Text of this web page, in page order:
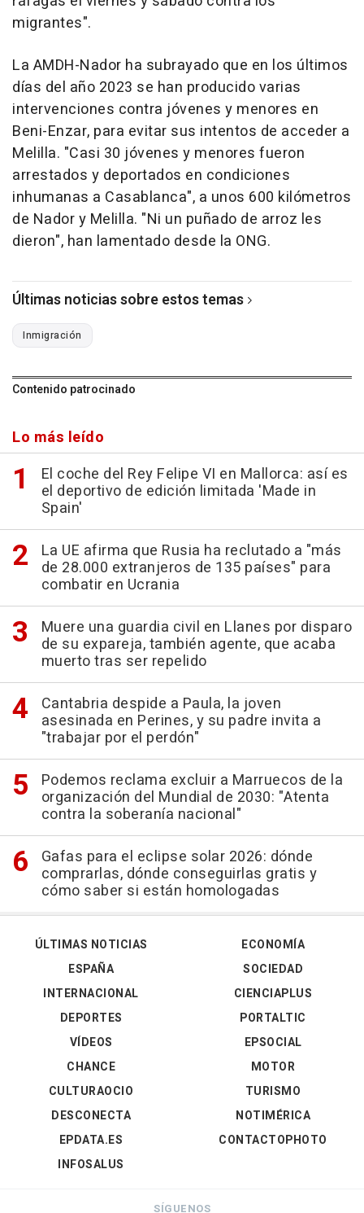
migrantes".
La AMDH-Nador ha subrayado que en los últimos
días del año 2023 se han producido varias
intervenciones contra jóvenes y menores en
Beni-Enzar, para evitar sus intentos de acceder a
Melilla. "Casi 30 jóvenes y menores fueron
arrestados y deportados en condiciones
inhumanas a Casablanca", a unos 600 kilómetros
de Nador y Melilla. "Ni un puñado de arroz les
dieron", han lamentado desde la ONG.
Últimas noticias sobre estos temas
Inmigración
Contenido patrocinado
Lo más leído
El coche del Rey Felipe VI en Mallorca: así es
el deportivo de edición limitada 'Made in
Spain'
La UE afirma que Rusia ha reclutado a "más
de 28.000 extranjeros de 135 países" para
combatir en Ucrania
Muere una guardia civil en Llanes por disparo
de su expareja, también agente, que acaba
muerto tras ser repelido
Cantabria despide a Paula, la joven
asesinada en Perines, y su padre invita a
"trabajar por el perdón"
Podemos reclama excluir a Marruecos de la
organización del Mundial de 2030: "Atenta
contra la soberanía nacional"
Gafas para el eclipse solar 2026: dónde
comprarlas, dónde conseguirlas gratis y
cómo saber si están homologadas
ÚLTIMAS NOTICIAS
ESPAÑA
INTERNACIONAL
DEPORTES
VÍDEOS
ECONOMÍA
SOCIEDAD
CIENCIAPLUS
PORTALTIC
EPSOCIAL
CHANCE
CULTURAOCIO
DESCONECTA
EPDATA.ES
INFOSALUS
MOTOR
TURISMO
NOTIMÉRICA
CONTACTOPHOTO
SÍGUENOS